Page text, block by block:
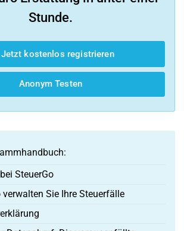
Stunde.
Jetzt kostenlos registrieren
Anonym Testen
SteuerGo
verwalten Sie Ihre Steuerfälle